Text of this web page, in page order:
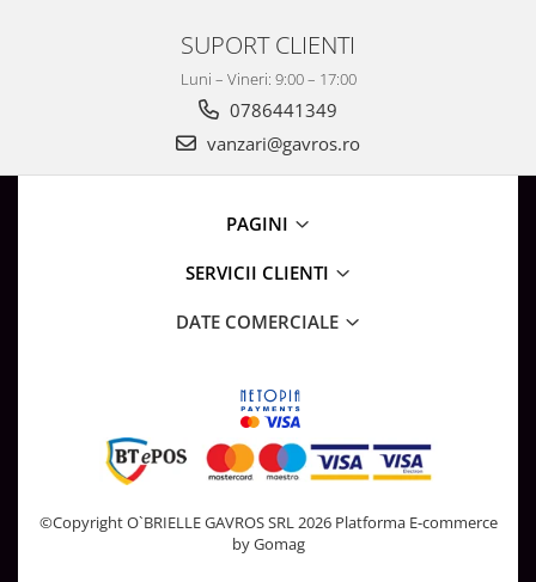
SUPORT CLIENTI
Luni – Vineri: 9:00 – 17:00
0786441349
vanzari@gavros.ro
PAGINI
SERVICII CLIENTI
DATE COMERCIALE
©Copyright O`BRIELLE GAVROS SRL 2026 Platforma E-commerce
by Gomag